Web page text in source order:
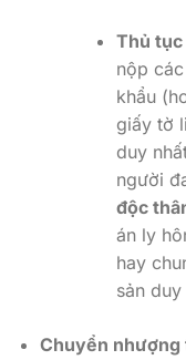
Thủ
nộp
khẩu
giấy tờ
duy
người
độc
án ly
hay
sản duy
Chuyển